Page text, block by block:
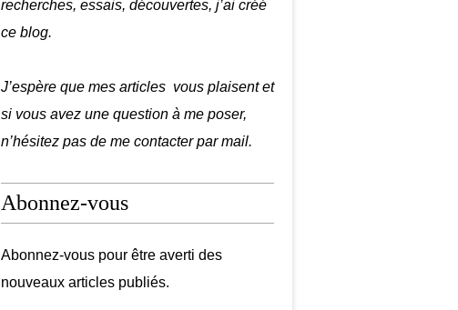
recherches, essais, découvertes, j’ai créé
ce blog.
J’espère que mes articles vous plaisent et
si vous avez une question à me poser,
n’hésitez pas de me contacter par mail.
Abonnez-vous
Abonnez-vous pour être averti des
nouveaux articles publiés.